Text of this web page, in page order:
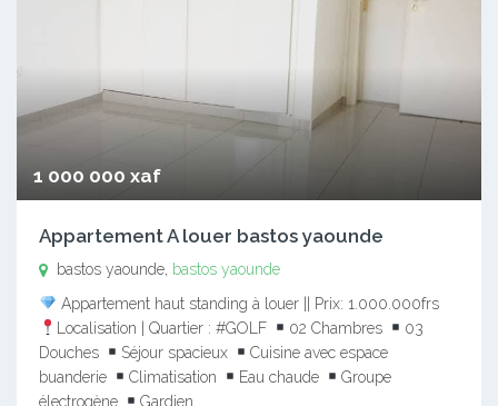
1 000 000 xaf
Appartement A louer bastos yaounde
bastos yaounde, bastos yaounde
Appartement haut standing à louer || Prix: 1.000.000frs
Localisation | Quartier : #GOLF
02 Chambres
03
Douches
Séjour spacieux
Cuisine avec espace
buanderie
Climatisation Eau chaude
Groupe
électrogène
Gardien…